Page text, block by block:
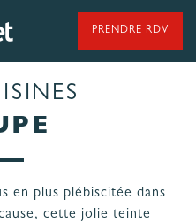
CUISINES
PRENDRE RDV
en plus plébiscitée dans
cette jolie teinte